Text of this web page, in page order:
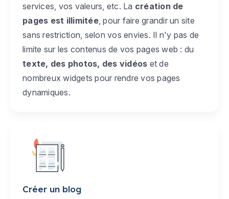
services, vos valeurs, etc. La création de
pages est illimitée, pour faire grandir un site
sans restriction, selon vos envies. Il n'y pas de
limite sur les contenus de vos pages web : du
texte, des photos, des vidéos et de
nombreux widgets pour rendre vos pages
dynamiques.
Créer un blog